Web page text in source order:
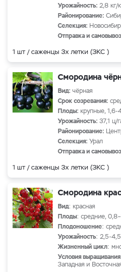
Урожайность: 2,8 кг/
Районирование:
Селекция:
Отправка и
1 шт / саженцы 3х летки (ЗКС )
Смородина
Вид: чёрная
Срок созревания:
Плоды: крупные, 1,6-
Урожайность: 37,1 ц/
Районирование:
Селекция: Урал
Отправка и
1 шт / саженцы 3х летки (ЗКС )
Смородина
Вид: красная
Плоды: средние,
Плодоношение:
Урожайность: 2,5-4,5
Жизненный цикл:
Условия выращивания
Западная и